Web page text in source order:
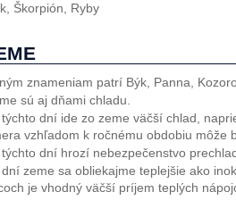
Škorpión, Ryby
znameniam patrí Býk, Panna,
sú aj dňami chladu.
týchto dní ide zo zeme väčší chlad,
vzhľadom k ročnému obdobiu môže
týchto dní hrozí nebezpečenstvo
dní zeme sa obliekajme teplejšie ako
je vhodný väčší príjem teplých